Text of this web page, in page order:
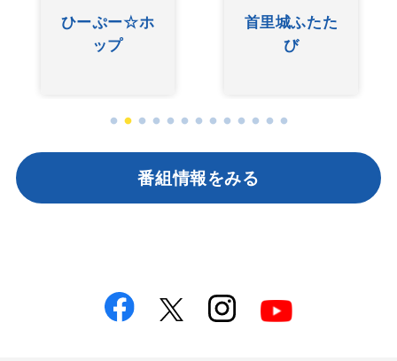
ひーぷー☆ホ
ップ
首里城ふたた
び
番組情報をみる